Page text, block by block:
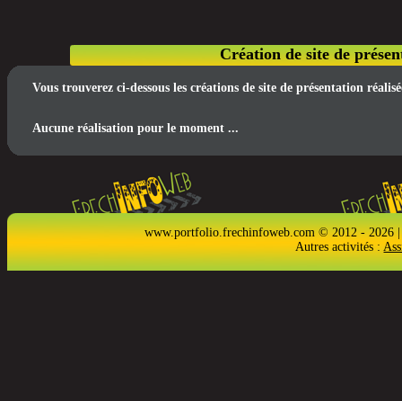
Création de site de
Vous trouverez ci-dessous les créations de site de présentation
Aucune réalisation pour le moment ...
www.portfolio.frechinfoweb.com © 2012 - 2026
Autres activités :